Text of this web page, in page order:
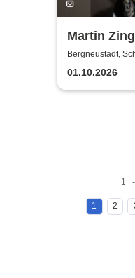
Martin
Dir Nicht
Bergneustadt,
01.10.2026
1
1 2